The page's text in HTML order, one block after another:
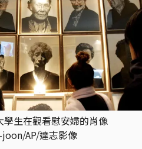
生在觀看慰安婦的肖像
AP/達志影像